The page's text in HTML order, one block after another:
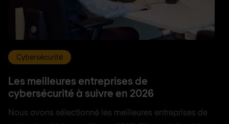
Cybersécurité
Les meilleures entreprises de
cybersécurité à suivre en 2026
Nous avons sélectionné les meilleures entreprises de